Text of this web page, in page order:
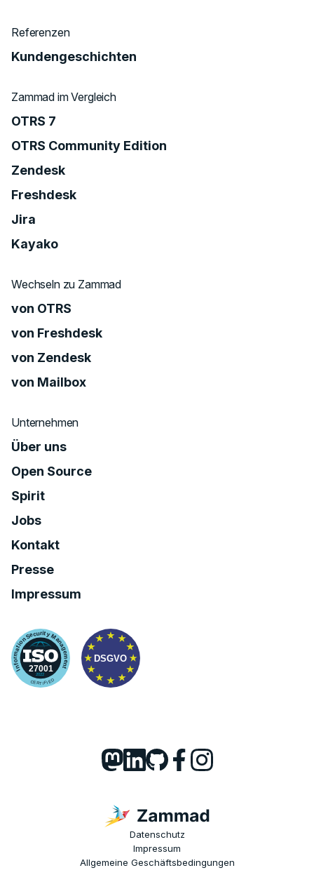
Referenzen
Kundengeschichten
Zammad im Vergleich
OTRS 7
OTRS Community Edition
Zendesk
Freshdesk
Jira
Kayako
Wechseln zu Zammad
von OTRS
von Freshdesk
von Zendesk
von Mailbox
Unternehmen
Über uns
Open Source
Spirit
Jobs
Kontakt
Presse
Impressum
Datenschutz
Impressum
Allgemeine Geschäftsbedingungen